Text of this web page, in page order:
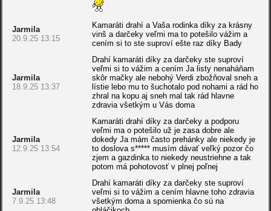
Jarmila
20.9.25 13:15
Kamaráti drahí a Vaša rodinka díky za krásny
vinš a darčeky veľmi ma to potešilo vážim a
cením si to ste suproví ešte raz díky Bady
Jarmila
18.9.25 13:37
Drahí kamaráti díky za darčeky ste suproví
veľmi si to vážim a cením Ja listy nenaháňam
skôr mačky ale nebohý Verdi zbožňoval sneh a
lístie lebo mu to šuchotalo pod nohami a rád ho
zhral na kopu aj sneh mal tak rád hlavne
zdravia všetkým u Vás doma
Jarmila
12.9.25 13:54
Kamaráti drahí díky za darčeky a podporu
veľmi ma o potešilo už je zasa dobre ale
dokedy Ja mám často prehánky ale niekedy je
to doslova s***** musím dávať veľký pozor čo
zjem a gazdinka to niekedy neustriehne a tak
potom má pohotovosť v plnej poľnej
Jarmila
7.9.25 13:48
Drahí kamaráti díky za darčeky ste suproví
veľmi si to vážim a cením hlavne toho zdravia
všetkým doma a spomienka čo sú na